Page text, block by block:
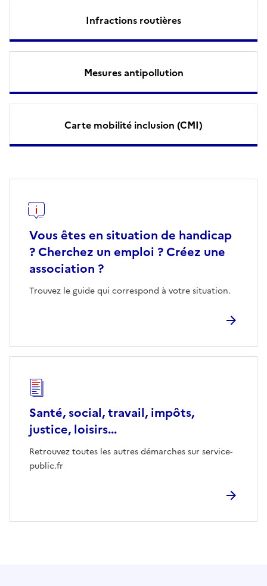
Infractions routières
Mesures antipollution
Carte mobilité inclusion (CMI)
Vous êtes en situation de handicap
? Cherchez un emploi ? Créez une
association ?
Trouvez le guide qui correspond à votre situation.
Santé, social, travail, impôts,
justice, loisirs...
Retrouvez toutes les autres démarches sur service-
public.fr